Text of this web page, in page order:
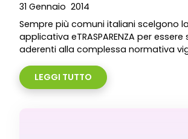
31 Gennaio 2014
Sempre più comuni italiani scelgono
applicativa eTRASPARENZA per
aderenti alla complessa normativa
LEGGI TUTTO